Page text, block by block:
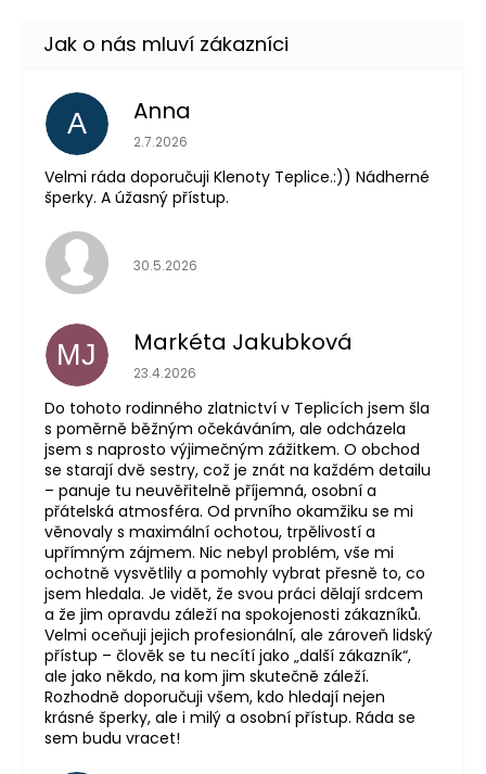
A Anna
Hodnocení obchodu je 5 z 5 hvězdiček.
2.7.2026
Velmi ráda doporučuji Klenoty Teplice.:)) Nádherné
šperky. A úžasný přístup.
Hodnocení obchodu je 5 z 5 hvězdiček.
30.5.2026
MJ Markéta Jakubková
Hodnocení obchodu je 5 z 5 hvězdiček.
23.4.2026
Do tohoto rodinného zlatnictví v Teplicích jsem šla
s poměrně běžným očekáváním, ale odcházela
jsem s naprosto výjimečným zážitkem. O obchod
se starají dvě sestry, což je znát na každém detailu
– panuje tu neuvěřitelně příjemná, osobní a
přátelská atmosféra. Od prvního okamžiku se mi
věnovaly s maximální ochotou, trpělivostí a
upřímným zájmem. Nic nebyl problém, vše mi
ochotně vysvětlily a pomohly vybrat přesně to, co
jsem hledala. Je vidět, že svou práci dělají srdcem
a že jim opravdu záleží na spokojenosti zákazníků.
Velmi oceňuji jejich profesionální, ale zároveň lidský
přístup – člověk se tu necítí jako „další zákazník“,
ale jako někdo, na kom jim skutečně záleží.
Rozhodně doporučuji všem, kdo hledají nejen
krásné šperky, ale i milý a osobní přístup. Ráda se
sem budu vracet!